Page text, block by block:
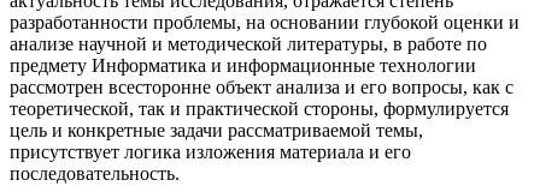
разработанности проблемы, на основании глубокой оценки и
анализе научной и методической литературы, в работе по
предмету Информатика и информационные технологии
рассмотрен всесторонне объект анализа и его вопросы, как с
теоретической, так и практической стороны, формулируется
цель и конкретные задачи рассматриваемой темы,
присутствует логика изложения материала и его
последовательность.